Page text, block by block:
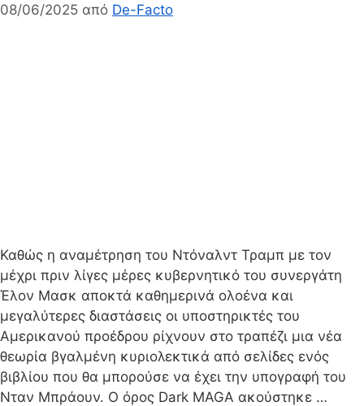
08/06/2025 από De-Facto
Καθώς η αναμέτρηση του Ντόναλντ Τραμπ με τον
μέχρι πριν λίγες μέρες κυβερνητικό του συνεργάτη
Έλον Μασκ αποκτά καθημερινά ολοένα και
μεγαλύτερες διαστάσεις οι υποστηρικτές του
Αμερικανού προέδρου ρίχνουν στο τραπέζι μια νέα
θεωρία βγαλμένη κυριολεκτικά από σελίδες ενός
βιβλίου που θα μπορούσε να έχει την υπογραφή του
Νταν Μπράουν. Ο όρος Dark MAGA ακούστηκε …